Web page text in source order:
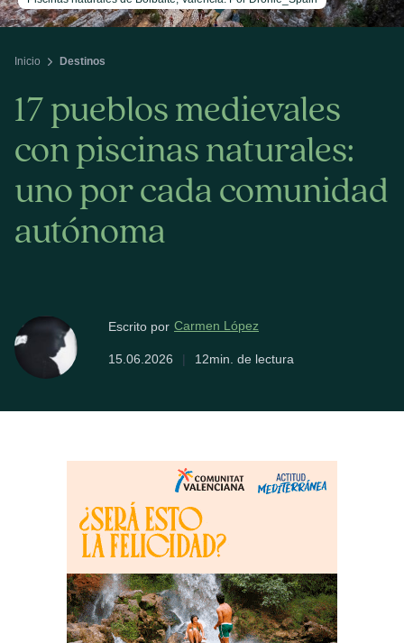
Inicio Destinos
17 pueblos medievales
con piscinas naturales:
uno por cada comunidad
autónoma
Escrito por Carmen López
15.06.2026 | 12min. de lectura